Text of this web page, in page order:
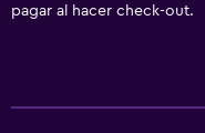
pagar al hacer check-out.